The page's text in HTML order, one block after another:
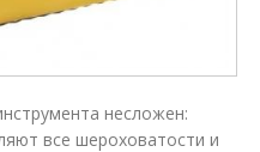
несложен:
все шероховатости и